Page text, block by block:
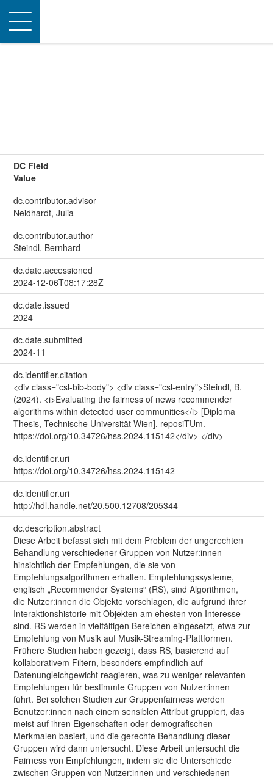
Toggle
navigation
DC Field
Value
dc.contributor.advisor
Neidhardt, Julia
dc.contributor.author
Steindl, Bernhard
dc.date.accessioned
2024-12-06T08:17:28Z
dc.date.issued
2024
dc.date.submitted
2024-11
dc.identifier.citation
<div class="csl-bib-body"> <div class="csl-entry">Steindl, B.
(2024). <i>Evaluating the fairness of news recommender
algorithms within detected user communities</i> [Diploma
Thesis, Technische Universität Wien]. reposiTUm.
https://doi.org/10.34726/hss.2024.115142</div> </div>
dc.identifier.uri
https://doi.org/10.34726/hss.2024.115142
dc.identifier.uri
http://hdl.handle.net/20.500.12708/205344
dc.description.abstract
Diese Arbeit befasst sich mit dem Problem der ungerechten
Behandlung verschiedener Gruppen von Nutzer:innen
hinsichtlich der Empfehlungen, die sie von
Empfehlungsalgorithmen erhalten. Empfehlungssysteme,
englisch „Recommender Systems“ (RS), sind Algorithmen,
die Nutzer:innen die Objekte vorschlagen, die aufgrund ihrer
Interaktionshistorie mit Objekten am ehesten von Interesse
sind. RS werden in vielfältigen Bereichen eingesetzt, etwa zur
Empfehlung von Musik auf Musik-Streaming-Plattformen.
Frühere Studien haben gezeigt, dass RS, basierend auf
kollaborativem Filtern, besonders empfindlich auf
Datenungleichgewicht reagieren, was zu weniger relevanten
Empfehlungen für bestimmte Gruppen von Nutzer:innen
führt. Bei solchen Studien zur Gruppenfairness werden
Benutzer:innen nach einem sensiblen Attribut gruppiert, das
meist auf ihren Eigenschaften oder demografischen
Merkmalen basiert, und die gerechte Behandlung dieser
Gruppen wird dann untersucht. Diese Arbeit untersucht die
Fairness von Empfehlungen, indem sie die Unterschiede
zwischen Gruppen von Nutzer:innen und verschiedenen